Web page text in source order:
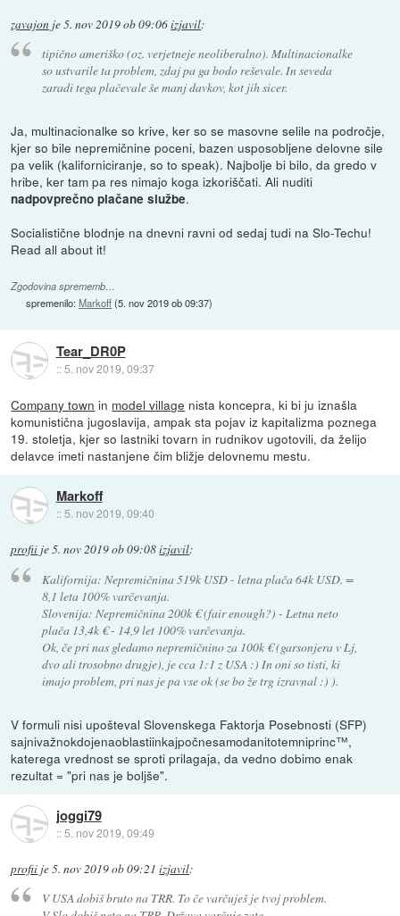
zavajon je5. nov 2019 ob 09:06izjavil:
tipično ameriško (oz. verjetneje neoliberalno). Multinacionalke
so ustvarile ta problem, zdaj pa ga bodo reševale. In seveda
zaradi tega plačevale še manj davkov, kot jih sicer.
Ja, multinacionalke so krive, ker so se masovne selile na področje,
kjer so bile nepremičnine poceni, bazen usposobljene delovne sile
pa velik (kaliforniciranje, so to speak). Najbolje bi bilo, da gredo v
hribe, ker tam pa res nimajo koga izkoriščati. Ali nuditi
nadpovprečno plačane službe.
Socialistične blodnje na dnevni ravni od sedaj tudi na Slo-Techu!
Read all about it!
Zgodovina sprememb…
spremenilo:Markoff(5. nov 2019 ob 09:37)
Tear_DR0P
::5. nov 2019, 09:37
Company town in model village nista koncepra, ki bi ju iznašla
komunistična jugoslavija, ampak sta pojav iz kapitalizma poznega
19. stoletja, kjer so lastniki tovarn in rudnikov ugotovili, da želijo
delavce imeti nastanjene čim bližje delovnemu mestu.
Markoff
:: 5. nov 2019, 09:40
profii je5. nov 2019 ob 09:08izjavil:
Kalifornija: Nepremičnina 519k USD - letna plača 64k USD. =
8,1 leta 100% varčevanja.
Slovenija: Nepremičnina 200k € (fair enough?) - Letna neto
plača 13,4k € - 14,9 let 100% varčevanja.
Ok, če pri nas gledamo nepremičnino za 100k € (garsonjera v Lj,
dvo ali trosobno drugje), je cca 1:1 z USA :) In oni so tisti, ki
imajo problem, pri nas je pa vse ok (se bo že trg izravnal :) ).
V formuli nisi upošteval Slovenskega Faktorja Posebnosti (SFP)
sajnivažnokdojenaoblastiinkajpočnesamodanitotemniprinc™,
katerega vrednost se sproti prilagaja, da vedno dobimo enak
rezultat = "pri nas je boljše".
joggi79
::5. nov 2019, 09:49
profii je5. nov 2019 ob 09:21 izjavil:
V USA dobiš bruto na TRR. To če varčuješ je tvoj problem.